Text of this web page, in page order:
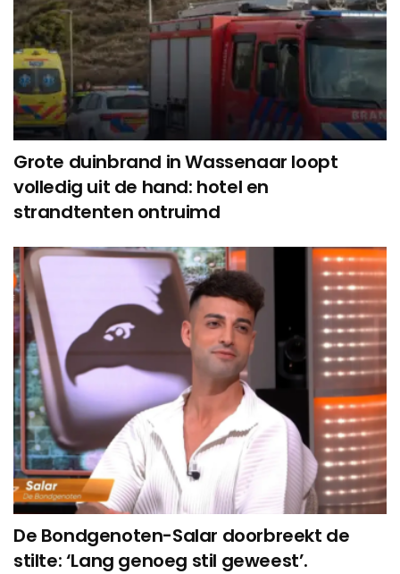
Grote duinbrand in Wassenaar loopt
volledig uit de hand: hotel en
strandtenten ontruimd
De Bondgenoten-Salar doorbreekt de
stilte: ‘Lang genoeg stil geweest’.